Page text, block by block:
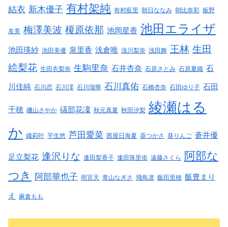
結衣 新木優子 有村架純 有村藍里 朝日ななみ 朝比奈彩 板野
友美 梅澤美波 榎原依那 池岡星香 池田エライザ
池田瑛紗 池田美優 泉里香 浅倉唯 浅川梨奈 浅田舞 王林 生田
絵梨花 生田衣梨奈 生駒里奈 石井杏奈 石原さとみ 石原夏織 石
川佳純 石川恋 石川澪 石川瑠華 石川真佑 石橋杏奈 石田ゆり子 石田
千穂 磯山さやか 礒部花凜 秋元真夏 秋田汐梨 綾瀬はる
か 織莉叶 芋生悠 芦田愛菜 茜屋日海夏 葵つかさ 葵りんご 蒼井優
足立梨花 逢沢りな 逢田梨香子 逢田珠里依 遠藤さくら
阿部な
つき
阿部華也子 雨宮天 青山なぎさ 飛鳥凛 飯田里穂 飯豊まり
え 麻倉もも